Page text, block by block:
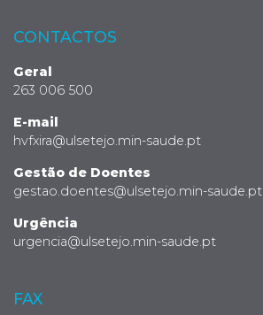
CONTACTOS
Geral
263 006 500
E-mail
hvfxira@ulsetejo.min-saude.pt
Gestão de Doentes
gestao.doentes@ulsetejo.min-saude.pt
Urgência
urgencia@ulsetejo.min-saude.pt
FAX